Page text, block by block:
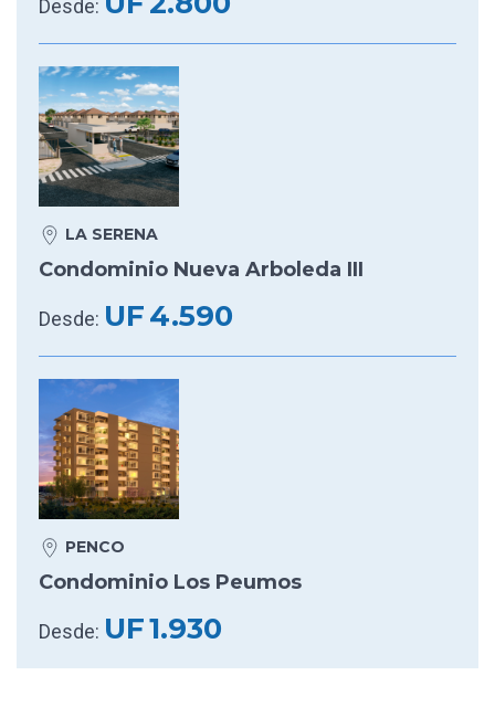
Desde:
LA SERENA
Condominio Nueva Arboleda III
Desde: UF4.590
PENCO
Condominio Los Peumos
Desde: UF1.930